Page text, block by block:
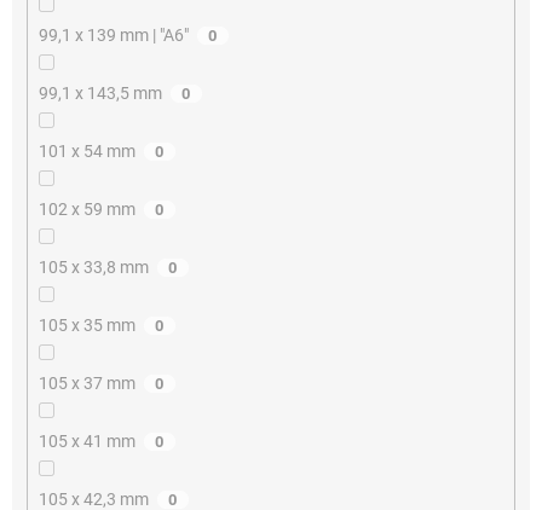
99,1 x 139 mm | "A6" 0
99,1 x 143,5 mm 0
101 x 54 mm 0
102 x 59 mm 0
105 x 33,8 mm 0
105 x 35 mm 0
105 x 37 mm 0
105 x 41 mm 0
105 x 42,3 mm 0